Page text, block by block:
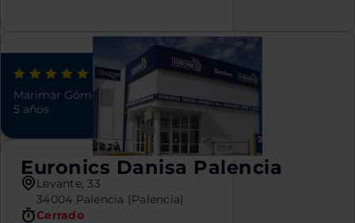
Marimar Gómez Álvarez.hace
5 años
Euronics Danisa Palencia
Levante, 33
34004 Palencia (Palencia)
Cerrado